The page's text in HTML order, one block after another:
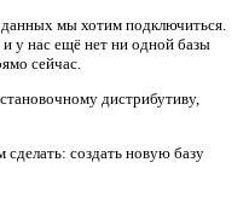
мы хотим подключиться.
у нас ещё нет ни одной базы
сейчас.
дистрибутиву,
создать новую базу